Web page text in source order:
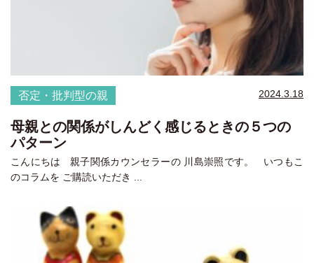
否定・批判型の親 2024.3.18
母親との関係がしんどく感じるときの５つの
パターン
こんにちは 親子関係カウンセラーの 川島崇照です。 いつもこ
のコラムを ご購読いただき ...